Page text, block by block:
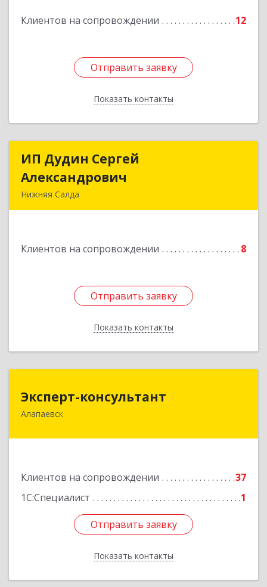
Клиентов на сопровождении 12
Отправить заявку
Показать контакты
Отправить заявку
Назад
ИП Дудин Сергей
Александрович
Нижняя Салда
Клиентов на сопровождении 8
Отправить заявку
Показать контакты
ИП Дудин Сергей
Подробнее
Отправить заявку
Назад
Эксперт-консультант
Алапаевск
Клиентов на сопровождении
37
1С:Специалист
1
Отправить заявку
Показать контакты
624600, Свердловская обл, Алапаевск г,
Отправить заявку
Назад